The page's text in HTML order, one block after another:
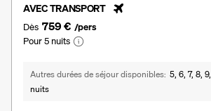
AVEC TRANSPORT
Dès 759 € /pers
Pour 5 nuits
Autres durées de séjour disponibles 5, 6, 7, 8,
nuits